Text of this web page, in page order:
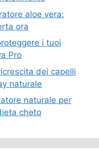
aloe vera:
ora
i tuoi
Pro
dei capelli
naturale
naturale per
cheto